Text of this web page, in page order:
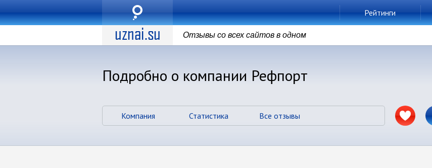
Рейтинги
Отзывы со всех сайтов в одном
Подробно о компании Рефпорт
Компания Статистика Все отзывы